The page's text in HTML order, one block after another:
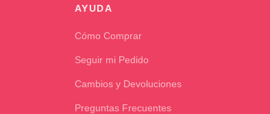
AYUDA
Cómo Comprar
Seguir mi Pedido
Cambios y Devoluciones
Preguntas Frecuentes